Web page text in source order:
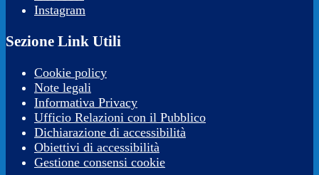
Instagram
Sezione Link Utili
Cookie policy
Note legali
Informativa Privacy
Ufficio Relazioni con il Pubblico
Dichiarazione di accessibilità
Obiettivi di accessibilità
Gestione consensi cookie